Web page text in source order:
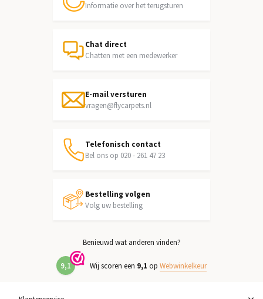
Informatie over het terugsturen
Chat direct
Chatten met een medewerker
E-mail versturen
vragen@flycarpets.nl
Telefonisch contact
Bel ons op 020 - 261 47 23
Bestelling volgen
Volg uw bestelling
Benieuwd wat anderen vinden?
9,1 Wij scoren een 9,1 op Webwinkelkeur